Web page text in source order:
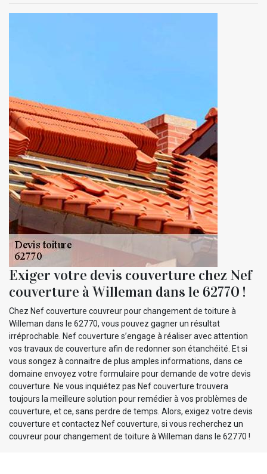
Exiger votre devis couverture chez Nef
couverture à Willeman dans le 62770 !
Chez Nef couverture couvreur pour changement de toiture à
Willeman dans le 62770, vous pouvez gagner un résultat
irréprochable. Nef couverture s’engage à réaliser avec attention
vos travaux de couverture afin de redonner son étanchéité. Et si
vous songez à connaitre de plus amples informations, dans ce
domaine envoyez votre formulaire pour demande de votre devis
couverture. Ne vous inquiétez pas Nef couverture trouvera
toujours la meilleure solution pour remédier à vos problèmes de
couverture, et ce, sans perdre de temps. Alors, exigez votre devis
couverture et contactez Nef couverture, si vous recherchez un
couvreur pour changement de toiture à Willeman dans le 62770 !